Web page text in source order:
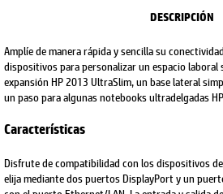
DESCRIPCIÓN
Amplíe de manera rápida y sencilla su
dispositivos para personalizar un espacio laboral
expansión HP 2013 UltraSlim, un base lateral
un paso para algunas notebooks ultradelgadas
Características
Disfrute de compatibilidad con los dispositivos
elija mediante dos puertos DisplayPort y un